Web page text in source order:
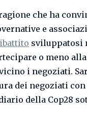
che ha
e
sviluppatosi
o meno
i negoziati.
dei negoziati
della Cop28